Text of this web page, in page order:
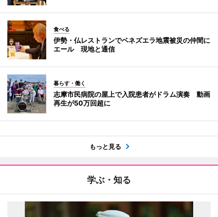
食べる
伊勢・仏レストランでベネズエラ地震被災の仲間に
エール 現地と通信
暮らす・働く
志摩市民病院の屋上で入院患者がドラム演奏 動画
再生が50万回超に
もっと見る
学ぶ・知る